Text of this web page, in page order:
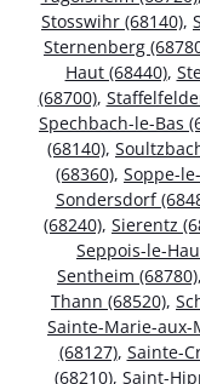
Stosswihr (68140),
Sternenberg
Haut (68440),
(68700),
Spechbach-le-Bas
(68140),
(68360), Soppe-
Sondersdorf
(68240), Sierentz
Seppois-le-
Sentheim (68780),
Thann (68520),
Sainte-Marie-aux-
(68127), Sainte-
(68210), Saint-